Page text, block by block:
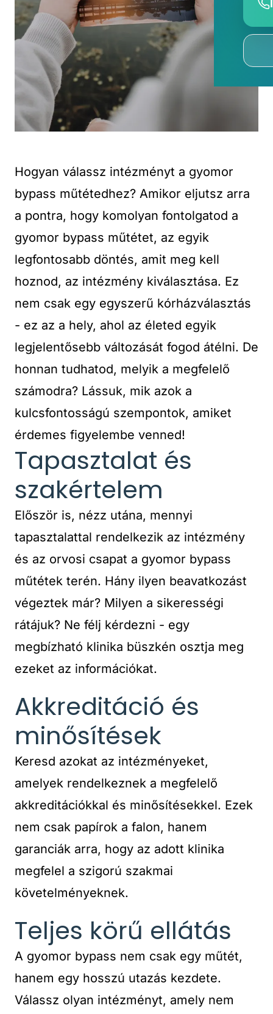
Hogyan válassz intézményt a gyomor
bypass műtétedhez? Amikor eljutsz arra
a pontra, hogy komolyan fontolgatod a
gyomor bypass műtétet, az egyik
legfontosabb döntés, amit meg kell
hoznod, az intézmény kiválasztása. Ez
nem csak egy egyszerű kórházválasztás
- ez az a hely, ahol az életed egyik
legjelentősebb változását fogod átélni. De
honnan tudhatod, melyik a megfelelő
számodra? Lássuk, mik azok a
kulcsfontosságú szempontok, amiket
érdemes figyelembe venned!
Tapasztalat és
szakértelem
Először is, nézz utána, mennyi
tapasztalattal rendelkezik az intézmény
és az orvosi csapat a gyomor bypass
műtétek terén. Hány ilyen beavatkozást
végeztek már? Milyen a sikerességi
rátájuk? Ne félj kérdezni - egy
megbízható klinika büszkén osztja meg
ezeket az információkat.
Akkreditáció és
minősítések
Keresd azokat az intézményeket,
amelyek rendelkeznek a megfelelő
akkreditációkkal és minősítésekkel. Ezek
nem csak papírok a falon, hanem
garanciák arra, hogy az adott klinika
megfelel a szigorú szakmai
követelményeknek.
Teljes körű ellátás
A gyomor bypass nem csak egy műtét,
hanem egy hosszú utazás kezdete.
Válassz olyan intézményt, amely nem